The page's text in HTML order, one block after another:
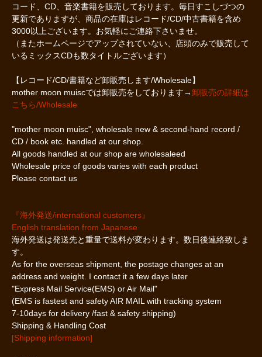
コード、CD、音楽書籍を販売しております。毎日すこしづつの
更新でありますが、商品の在庫はレコード/CD/中古書籍を含め
3000以上ございます。お気軽にご連絡下さいませ。
（またホームページでアップされていない、店頭のみで販売して
いるミックスCDも数タイトルございます）
【レコード/CD/書籍など卸販売します/Wholesale】
mother moon muiscでは卸販売をしております→卸販売の詳細は
こちら/Wholesale
"mother moon muisc", wholesale new & second-hand record /
CD / book etc. handled at our shop.
All goods handled at our shop are wholesaleed
Wholesale price of goods varies with each product
Please contact us
『海外発送/international customers』
English translation from Japanese
海外発送は発送先と重量で送料が変わります。数日後連絡致しま
す。
As for the overseas shipment, the postage changes at an
address and weight. I contact it a few days later
"Express Mail Service(EMS) or Air Mail"
(EMS is fastest and safety AIR MAIL with tracking system
7-10days for delivery /fast & safety shipping)
Shipping & Handling Cost
[Shipping information]